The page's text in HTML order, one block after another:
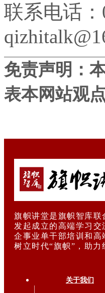
联系电话：
免责声明：
表本网站观
旗帜讲堂是旗帜智库
发起成立的高端学习
企事业单干部培训和
树立时代“旗帜”，助
关于我们